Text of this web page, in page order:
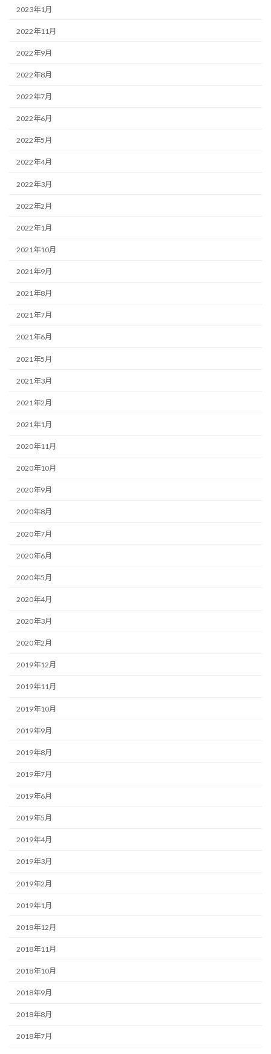
2023年1月
2022年11月
2022年9月
2022年8月
2022年7月
2022年6月
2022年5月
2022年4月
2022年3月
2022年2月
2022年1月
2021年10月
2021年9月
2021年8月
2021年7月
2021年6月
2021年5月
2021年3月
2021年2月
2021年1月
2020年11月
2020年10月
2020年9月
2020年8月
2020年7月
2020年6月
2020年5月
2020年4月
2020年3月
2020年2月
2019年12月
2019年11月
2019年10月
2019年9月
2019年8月
2019年7月
2019年6月
2019年5月
2019年4月
2019年3月
2019年2月
2019年1月
2018年12月
2018年11月
2018年10月
2018年9月
2018年8月
2018年7月